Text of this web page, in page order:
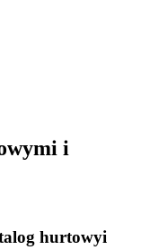
i
hurtowyi